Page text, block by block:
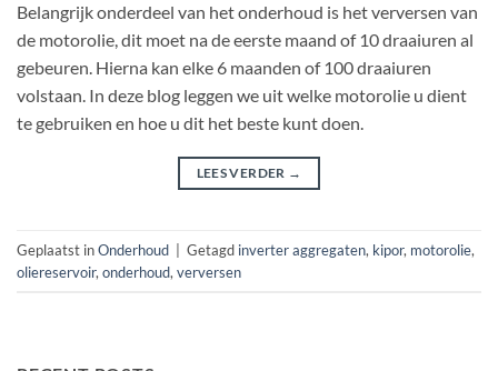
Belangrijk onderdeel van het onderhoud is het verversen van
de motorolie, dit moet na de eerste maand of 10 draaiuren al
gebeuren. Hierna kan elke 6 maanden of 100 draaiuren
volstaan. In deze blog leggen we uit welke motorolie u dient
te gebruiken en hoe u dit het beste kunt doen.
LEES VERDER →
Geplaatst inOnderhoud Getagd inverter aggregaten, kipor, motorolie,
oliereservoir, onderhoud, verversen